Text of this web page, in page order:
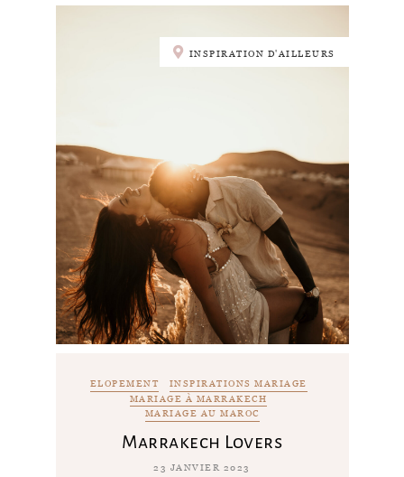
INSPIRATION D'AILLEURS
ELOPEMENT
INSPIRATIONS MARIAGE
MARIAGE À MARRAKECH
MARIAGE AU MAROC
Marrakech Lovers
23 JANVIER 2023